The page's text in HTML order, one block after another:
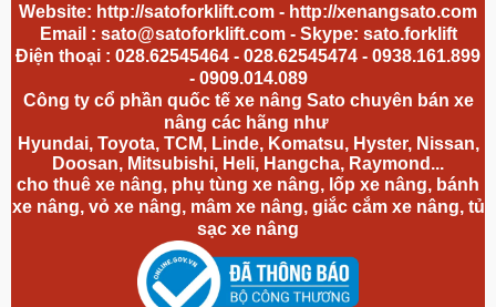
Website: http://satoforklift.com - http://xenangsato.com
Email : sato@satoforklift.com- Skype: sato.forklift
Điện thoại : 028.62545464 - 028.62545474 - 0938.161.899
- 0909.014.089
Công ty cổ phần quốc tế xe nâng Sato chuyên bán xe
nâng các hãng như
Hyundai, Toyota, TCM, Linde, Komatsu, Hyster, Nissan,
Doosan, Mitsubishi, Heli, Hangcha, Raymond...
cho thuê xe nâng, phụ tùng xe nâng, lốp xe nâng, bánh
xe nâng, vỏ xe nâng, mâm xe nâng, giắc cắm xe nâng, tủ
sạc xe nâng